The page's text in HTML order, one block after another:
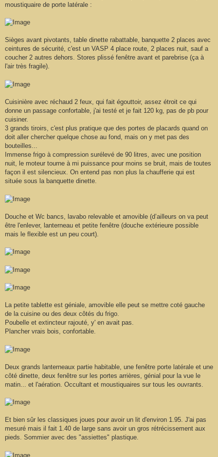
moustiquaire de porte latérale :
Sièges avant pivotants, table dinette rabattable, banquette 2 places avec
ceintures de sécurité, c'est un VASP 4 place route, 2 places nuit, sauf a
coucher 2 autres dehors. Stores plissé fenêtre avant et parebrise (ça à
l'air très fragile).
Cuisinière avec réchaud 2 feux, qui fait égouttoir, assez étroit ce qui
donne un passage confortable, j'ai testé et je fait 120 kg, pas de pb pour
cuisiner.
3 grands tiroirs, c'est plus pratique que des portes de placards quand on
doit aller chercher quelque chose au fond, mais on y met pas des
bouteilles...
Immense frigo à compression surélevé de 90 litres, avec une position
nuit, le moteur tourne à mi puissance pour moins se bruit, mais de toutes
façon il est silencieux. On entend pas non plus la chaufferie qui est
située sous la banquette dinette.
Douche et Wc bancs, lavabo relevable et amovible (d’ailleurs on va peut
être l'enlever, lanterneau et petite fenêtre (douche extérieure possible
mais le flexible est un peu court).
La petite tablette est géniale, amovible elle peut se mettre coté gauche
de la cuisine ou des deux côtés du frigo.
Poubelle et extincteur rajouté, y' en avait pas.
Plancher vrais bois, confortable.
Deux grands lanterneaux partie habitable, une fenêtre porte latérale et une
côté dinette, deux fenêtre sur les portes arrières, génial pour la vue le
matin... et l'aération. Occultant et moustiquaires sur tous les ouvrants.
Et bien sûr les classiques joues pour avoir un lit d'environ 1.95. J'ai pas
mesuré mais il fait 1.40 de large sans avoir un gros rétrécissement aux
pieds. Sommier avec des "assiettes" plastique.